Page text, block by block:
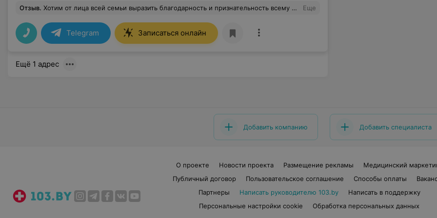
Отзыв. Хотим от лица всей семьи выразить благодарность и признательность всему персоналу медицинского центра, а особенно Тарасовец Е. А. и Рудоману А.Д. Высококлассные специалисты, профессионалы своего дела. Низкий поклон за Ваш труд. Еще
Telegram Записаться онлайн
Ещё 1 адрес
Добавить компанию Добавить специалиста
О проекте Новости проекта Размещение рекламы
Медицинский
Публичный договор
Пользовательское соглашение Способы оплаты
Партнеры
Написать руководителю 103.by
Написать в поддержку
Персональные настройки cookie
Обработка персональных данных